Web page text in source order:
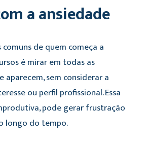
a ansiedade
de quem começa a
é mirar em todas as
sem considerar a
ou perfil profissional. Essa
pode gerar frustração
longo do tempo.